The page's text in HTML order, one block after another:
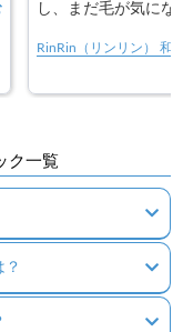
し、まだ毛が気に
た。次の来る時がい
RinRin（リンリン） 和
ク一覧
？